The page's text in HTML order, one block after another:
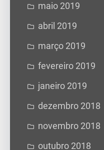
maio 2019
abril 2019
março 2019
fevereiro 2019
janeiro 2019
dezembro 2018
novembro 2018
outubro 2018